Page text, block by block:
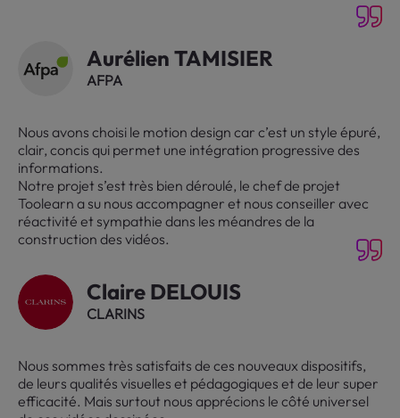
Aurélien TAMISIER
AFPA
Nous avons choisi le motion design car c’est un style épuré,
clair, concis qui permet une intégration progressive des
informations.
Notre projet s’est très bien déroulé, le chef de projet
Toolearn a su nous accompagner et nous conseiller avec
réactivité et sympathie dans les méandres de la
construction des vidéos.
Claire DELOUIS
CLARINS
Nous sommes très satisfaits de ces nouveaux dispositifs,
de leurs qualités visuelles et pédagogiques et de leur super
efficacité. Mais surtout nous apprécions le côté universel